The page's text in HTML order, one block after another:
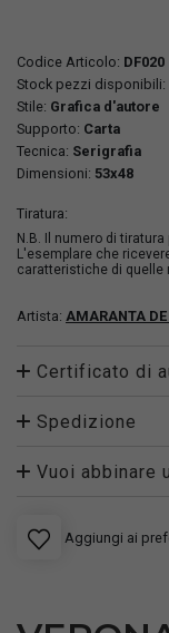
Codice Articolo: DF020
Stock pezzi disponibili:
Stile: Grafica d'autore
Supporto: Carta
Tecnica: Serigrafia
Dimensioni: 53x48
Tiratura:
N.B. Il numero di
L'esemplare che
caratteristiche di quelle
Artista: AMARANTA
Certificato di
Spedizione
Vuoi abbinare
Aggiungi ai